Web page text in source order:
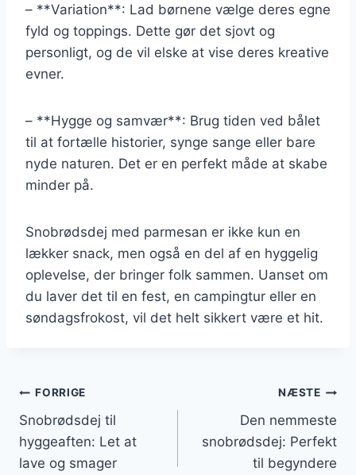
– **Variation**: Lad børnene vælge deres egne
fyld og toppings. Dette gør det sjovt og
personligt, og de vil elske at vise deres kreative
evner.
– **Hygge og samvær**: Brug tiden ved bålet
til at fortælle historier, synge sange eller bare
nyde naturen. Det er en perfekt måde at skabe
minder på.
Snobrødsdej med parmesan er ikke kun en
lækker snack, men også en del af en hyggelig
oplevelse, der bringer folk sammen. Uanset om
du laver det til en fest, en campingtur eller en
søndagsfrokost, vil det helt sikkert være et hit.
Indlægsnavigation
FORRIGE
Snobrødsdej til
hyggeaften: Let at
lave og smager
NÆSTE
Den nemmeste
snobrødsdej: Perfekt
til begyndere